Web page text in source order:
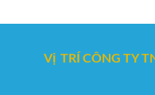
Vị TRÍ CÔNG TY